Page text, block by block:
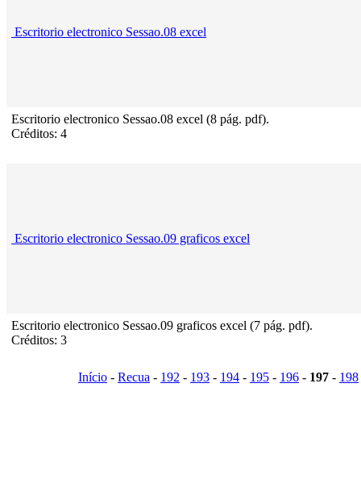
Escritorio electronico Sessao.08 excel
Escritorio electronico Sessao.08 excel (8 pág. pdf).
Créditos: 4
Escritorio electronico Sessao.09 graficos excel
Escritorio electronico Sessao.09 graficos excel (7 pág. pdf).
Créditos: 3
Início - Recua - 192 - 193 - 194 - 195 - 196 - 197 - 198